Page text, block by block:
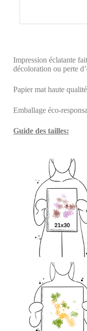
Impression éclatante
décoloration ou perte
Papier mat haute
Emballage éco-
Guide des tailles: